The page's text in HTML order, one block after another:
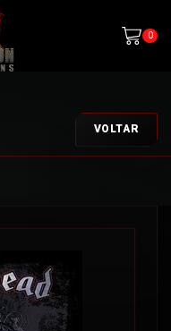
0
VOLTAR